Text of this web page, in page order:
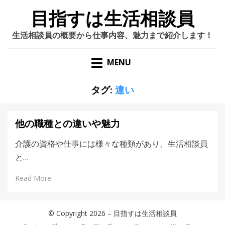
目指すは生活相談員
生活相談員の概要から仕事内容、魅力まで紹介します！
MENU
タグ: 違い
他の職種との違いや魅力
介護の資格や仕事には様々な種類があり、生活相談員
と…
Read More
© Copyright 2026 – 目指すは生活相談員